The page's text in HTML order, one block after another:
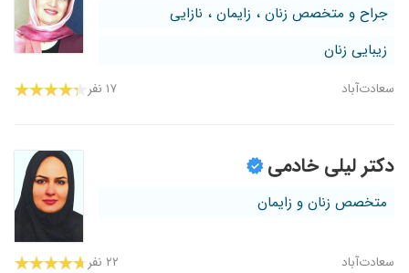
جراح و متخصص زنان ، زایمان ، نازایی
زیبایی زنان
سعادت‌آباد ۱۷ نفر
دکتر لیلی خادمی
متخصص زنان و زایمان
سعادت‌آباد ۲۲ نفر